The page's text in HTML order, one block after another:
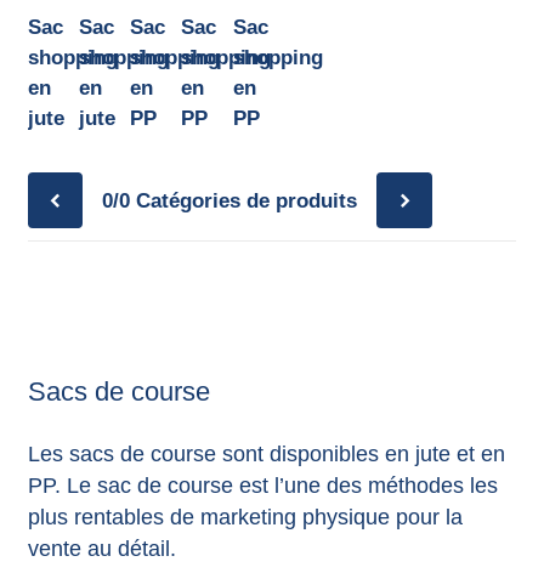
Sac
shopping
en
jute
Sac
shopping
en
jute
Sac
shopping
en
PP
Sac
shopping
en
PP
Sac
shopping
en
PP
0/0 Catégories de produits
Sacs de course
Les sacs de course sont disponibles en jute et en
PP. Le sac de course est l’une des méthodes les
plus rentables de marketing physique pour la
vente au détail.
annonces.